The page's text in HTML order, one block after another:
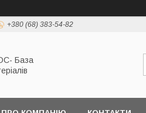
+380 (68) 383-54-82
База